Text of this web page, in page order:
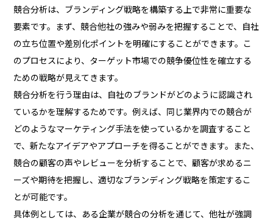
競合分析は、ブランディング戦略を構築する上で非常に重要な
要素です。まず、競合他社の強みや弱みを把握することで、自社
の立ち位置や差別化ポイントを明確にすることができます。こ
のプロセスにより、ターゲット市場での競争優位性を確立する
ための戦略が見えてきます。
競合分析を行う理由は、自社のブランドがどのように認識され
ているかを理解するためです。例えば、同じ業界内での競合が
どのようなマーケティング手法を使っているかを調査すること
で、新たなアイデアやアプローチを得ることができます。また、
競合の顧客の声やレビューを分析することで、顧客が求めるニ
ーズや期待を把握し、適切なブランディング戦略を策定するこ
とが可能です。
具体例としては、ある企業が競合の分析を通じて、他社が強調